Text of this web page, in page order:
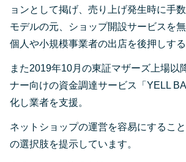
ョンとして掲げ、売り上げ発生時に手
モデルの元、ショップ開設サービスを
個人や小規模事業者の出店を後押しする
また2019年10月の東証マザーズ上場以
ナー向けの資金調達サービス「YELL
化し業者を支援。
ネットショップの運営を容易にするこ
の選択肢を提示しています。